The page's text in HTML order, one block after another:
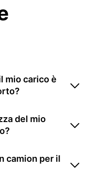
mio carico è
del mio
camion per il